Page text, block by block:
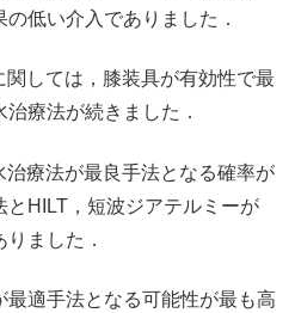
低い介入でありました．
しては，膝装具が有効性で最
療法が続きました．
療法が最良手法となる確率が
HILT，短波ジアテルミーが
ました．
適手法となる可能性が最も高